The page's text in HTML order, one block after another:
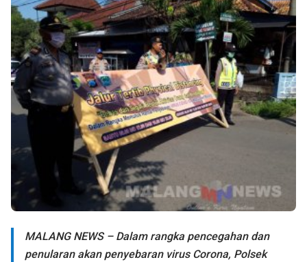
MALANG NEWS – Dalam rangka pencegahan dan
penularan akan penyebaran virus Corona, Polsek